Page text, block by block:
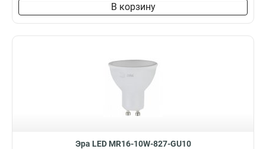
В корзину
Эра LED MR16-10W-827-GU10